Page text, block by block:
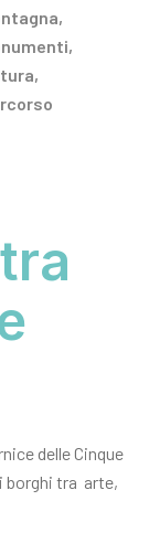
,
,
,
delle Cinque
borghi tra arte,